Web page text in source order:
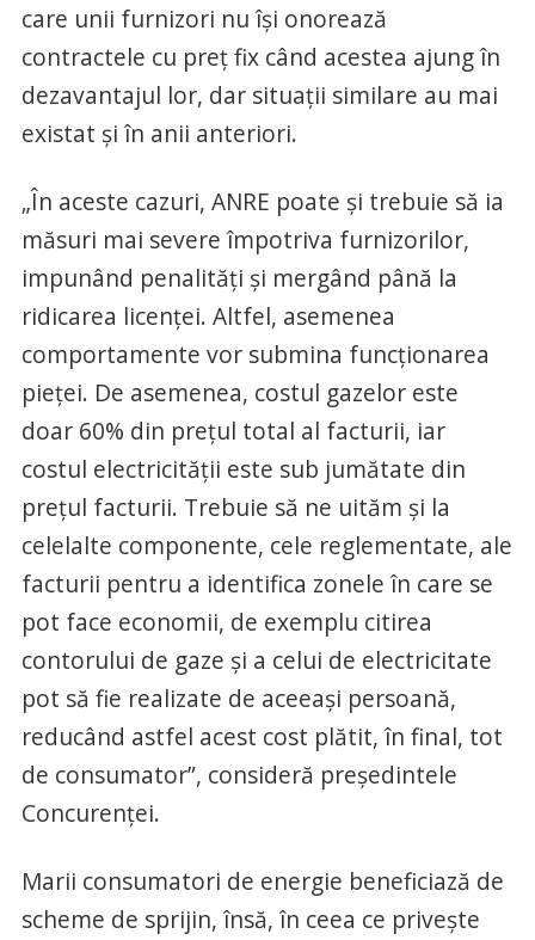
care unii furnizori nu îşi onorează
contractele cu preţ fix când acestea ajung în
dezavantajul lor, dar situaţii similare au mai
existat şi în anii anteriori.
„În aceste cazuri, ANRE poate şi trebuie să ia
măsuri mai severe împotriva furnizorilor,
impunând penalităţi şi mergând până la
ridicarea licenţei. Altfel, asemenea
comportamente vor submina funcţionarea
pieţei. De asemenea, costul gazelor este
doar 60% din preţul total al facturii, iar
costul electricităţii este sub jumătate din
preţul facturii. Trebuie să ne uităm şi la
celelalte componente, cele reglementate, ale
facturii pentru a identifica zonele în care se
pot face economii, de exemplu citirea
contorului de gaze şi a celui de electricitate
pot să fie realizate de aceeaşi persoană,
reducând astfel acest cost plătit, în final, tot
de consumator”, consideră preşedintele
Concurenţei.
Marii consumatori de energie beneficiază de
scheme de sprijin, însă, în ceea ce priveşte